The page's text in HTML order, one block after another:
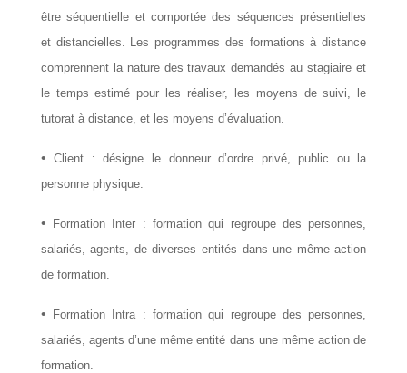
être séquentielle et comportée des séquences présentielles
et distancielles. Les programmes des formations à distance
comprennent la nature des travaux demandés au stagiaire et
le temps estimé pour les réaliser, les moyens de suivi, le
tutorat à distance, et les moyens d’évaluation.
•Client : désigne le donneur d’ordre privé, public ou la
personne physique.
•
Formation Inter : formation qui regroupe des personnes,
salariés, agents, de diverses entités dans une même action
de formation.
•
Formation Intra : formation qui regroupe des personnes,
salariés, agents d’une même entité dans une même action de
formation.